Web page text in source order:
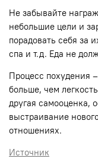
Не забывайте
небольшие цели и
порадовать себя за
спа и т.д. Еда не
Процесс похудения
больше, чем
другая самооценка,
выстраивание
отношениях.
Источник